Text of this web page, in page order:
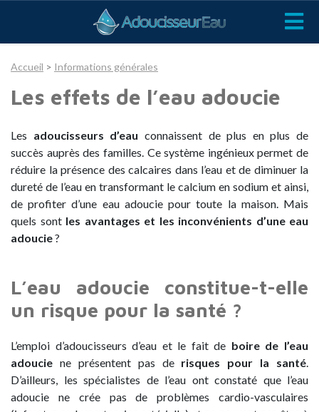
Accueil > Informations générales
Les effets de l’eau adoucie
Les adoucisseurs d’eau connaissent de plus en plus de
succès auprès des familles. Ce système ingénieux permet de
réduire la présence des calcaires dans l’eau et de diminuer la
dureté de l’eau en transformant le calcium en sodium et ainsi,
de profiter d’une eau adoucie pour toute la maison. Mais
quels sont les avantages et les inconvénients d’une eau
adoucie?
L’eau adoucie constitue-t-elle
un risque pour la santé ?
L’emploi d’adoucisseurs d’eau et le fait de boire de l’eau
adoucie ne présentent pas derisques pour la santé
D’ailleurs, les spécialistes de l’eau ont constaté que l’eau
adoucie ne crée pas de problèmes cardio-vasculaires